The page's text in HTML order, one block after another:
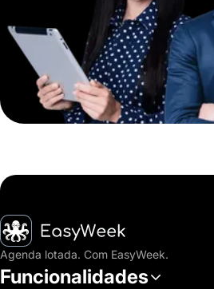
Página inicial
Agenda lotada. Com EasyWeek.
Funcionalidades